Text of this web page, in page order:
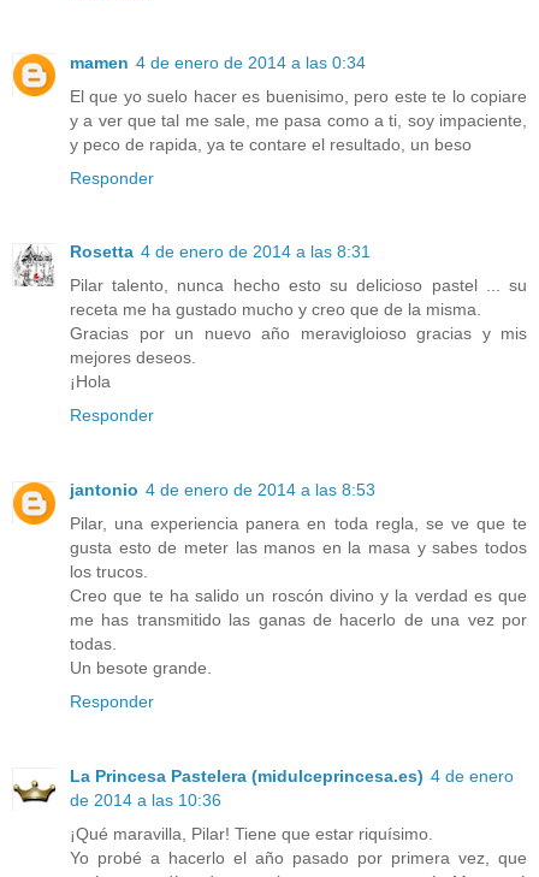
mamen 4 de enero de 2014 a las 0:34
El que yo suelo hacer es buenisimo, pero este te lo copiare
y a ver que tal me sale, me pasa como a ti, soy impaciente,
y peco de rapida, ya te contare el resultado, un beso
Responder
Rosetta 4 de enero de 2014 a las 8:31
Pilar talento, nunca hecho esto su delicioso pastel ... su
receta me ha gustado mucho y creo que de la misma.
Gracias por un nuevo año meravigloioso gracias y mis
mejores deseos.
¡Hola
Responder
jantonio 4 de enero de 2014 a las 8:53
Pilar, una experiencia panera en toda regla, se ve que te
gusta esto de meter las manos en la masa y sabes todos
los trucos.
Creo que te ha salido un roscón divino y la verdad es que
me has transmitido las ganas de hacerlo de una vez por
todas.
Un besote grande.
Responder
La Princesa Pastelera (midulceprincesa.es) 4 de enero
de 2014 a las 10:36
¡Qué maravilla, Pilar! Tiene que estar riquísimo.
Yo probé a hacerlo el año pasado por primera vez, que